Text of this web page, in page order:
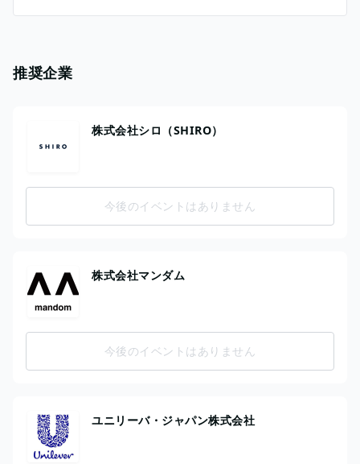
推奨企業
株式会社シロ（SHIRO）
今後のイベントはありません
株式会社マンダム
今後のイベントはありません
ユニリーバ・ジャパン株式会社